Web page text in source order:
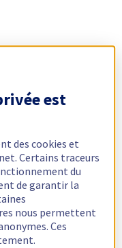
est
des cookies et
Certains traceurs
du
de garantir la
nous permettent
Ces